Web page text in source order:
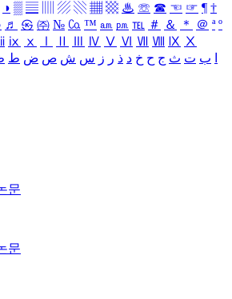
◑ ▒ ▤ ▨ ▧ ▦ ▩ ♨ ☏ ☎ ☜ ☞ ¶ †
♬ ㉿ ㈜ № ㏇ ™ ㏂ ㏘ ℡ ＃ ＆ ＊ ＠ ª º
ⅸ ⅹ Ⅳ Ⅴ Ⅵ Ⅶ Ⅷ Ⅸ Ⅹ
ب ت ث ج ح خ د ذ ر ز س ش ص ض ط
문
문